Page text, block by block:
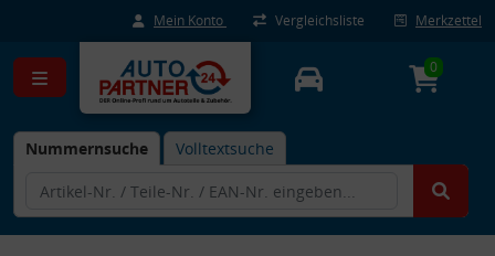
Mein Konto Vergleichsliste Merkzettel
Nummernsuche Volltextsuche
0